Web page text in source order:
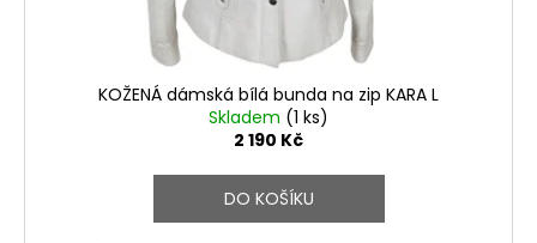
KOŽENÁ dámská bílá bunda na zip KARA L
Skladem (1 ks)
2 190 Kč
DO KOŠÍKU